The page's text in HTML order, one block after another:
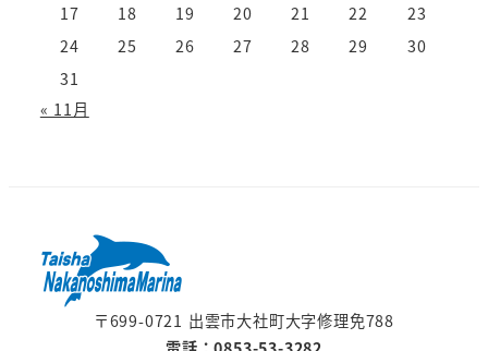
17
18 19 20 21 22
23
24
25 26 27 28 29
30
31
« 11月
〒699-0721 出雲市大社町大字修理免788